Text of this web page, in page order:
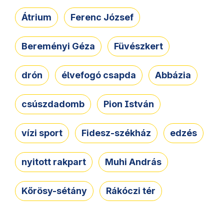
Átrium Ferenc József
Bereményi Géza Füvészkert
drón élvefogó csapda Abbázia
csúszdadomb Pion István
vízi sport Fidesz-székház edzés
nyitott rakpart Muhi András
Kőrösy-sétány Rákóczi tér